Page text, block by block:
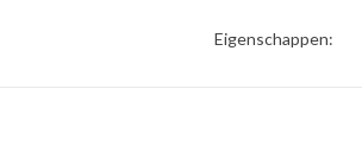
Eigenschappen: